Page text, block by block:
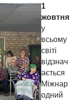
1
жовтня
у
всьому
світі
відзнач
ається
Міжнар
одний